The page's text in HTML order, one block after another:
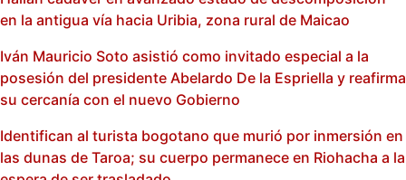
en la antigua vía hacia Uribia, zona rural de Maicao
Iván Mauricio Soto asistió como invitado especial a la
posesión del presidente Abelardo De la Espriella y reafirma
su cercanía con el nuevo Gobierno
Identifican al turista bogotano que murió por inmersión en
las dunas de Taroa; su cuerpo permanece en Riohacha a la